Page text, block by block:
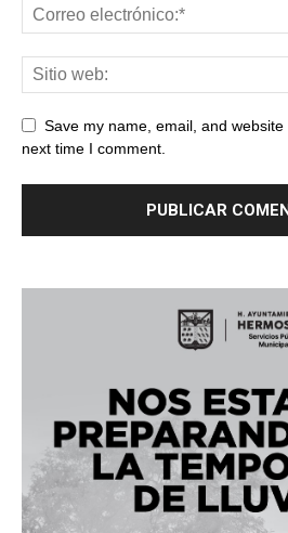
Save my name, email, and
next time I comment.